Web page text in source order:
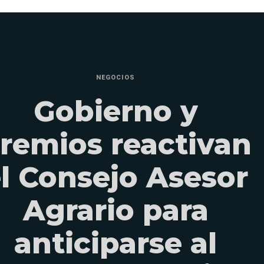
NEGOCIOS
Gobierno y
reactivan
Consejo Asesor
Agrario para
anticiparse al